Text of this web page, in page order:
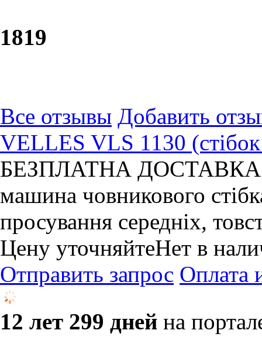
1819
Все отзывы Добавить
VELLES VLS 1130
БЕЗПЛАТНА ДОСТАВКА!
машина човникового
просування середніх,
Цену уточняйтеНет в
Отправить запрос Оплата
12 лет 299 дней на